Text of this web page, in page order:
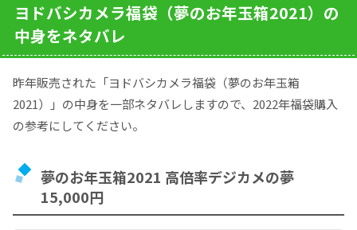
ヨドバシカメラ福袋（夢のお年玉箱2021）の
中身をネタバレ
昨年販売された「ヨドバシカメラ福袋（夢のお年玉箱
2021）」の中身を一部ネタバレしますので、2022年福袋購入
の参考にしてください。
夢のお年玉箱2021 高倍率デジカメの夢
15,000円